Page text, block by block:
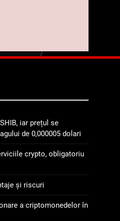
cafelei
spre o depășire
MiCA
serviciile crypto,
de la 1 iulie în
cu plata în crypto:
și riscuri
iar prețul se
de 0,000005 dolari
crypto, obligatoriu
și riscuri
a criptomonedelor în